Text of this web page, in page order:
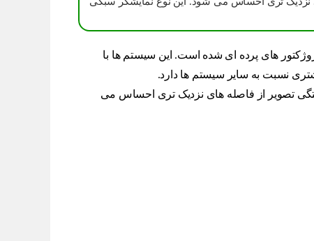
است. این سیستم ها با
ها دارد.
نزدیک تری احساس می